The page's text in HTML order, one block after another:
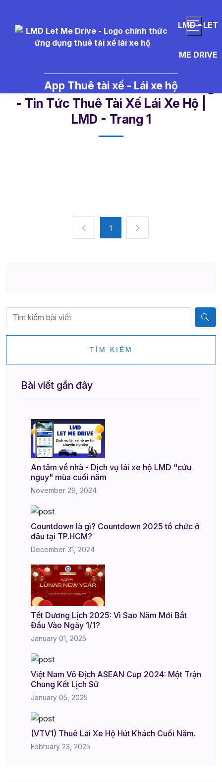
LMD - LET
ME DRIVE
App Thuê tài xế - Lái xe hộ
- Tin Tức Thuê Tài Xế Lái Xe Hộ |
LMD - Trang 1​
1
TÌM KIẾM
Bài viết gần đây
An tâm về nhà - Dịch vụ lái xe hộ LMD "cứu
nguy" mùa cuối năm
November 29, 2024
Countdown là gì? Countdown 2025 tổ chức ở
đâu tại TP.HCM?
December 31, 2024
Tết Dương Lịch 2025: Vì Sao Năm Mới Bắt
Đầu Vào Ngày 1/1?
January 01, 2025
Việt Nam Vô Địch ASEAN Cup 2024: Một Trận
Chung Kết Lịch Sử
January 05, 2025
(VTV1) Thuê Lái Xe Hộ Hút Khách Cuối Năm.
February 23, 2025